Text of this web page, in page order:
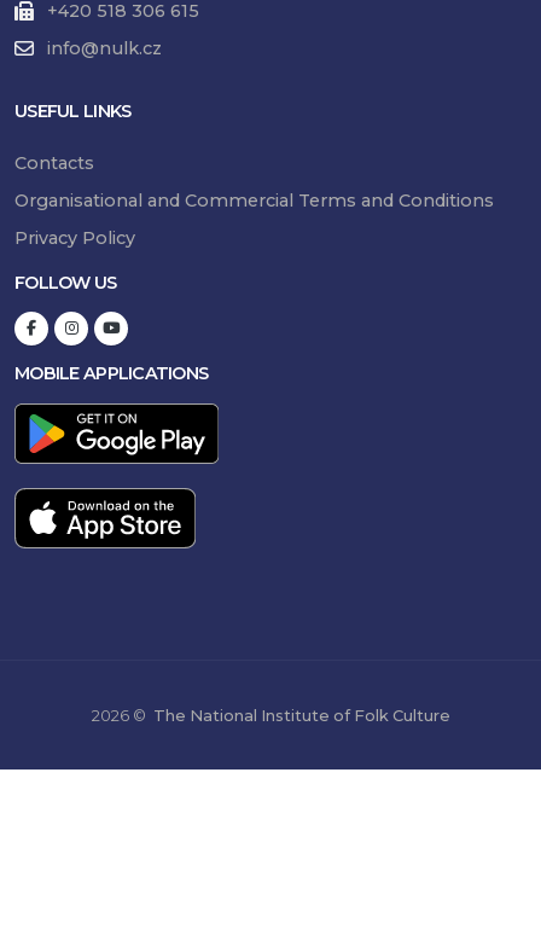
+420 518 306 615
info@nulk.cz
USEFUL LINKS
Contacts
Organisational and Commercial Terms and Conditions
Privacy Policy
FOLLOW US
MOBILE APPLICATIONS
2026 © The National Institute of Folk Culture